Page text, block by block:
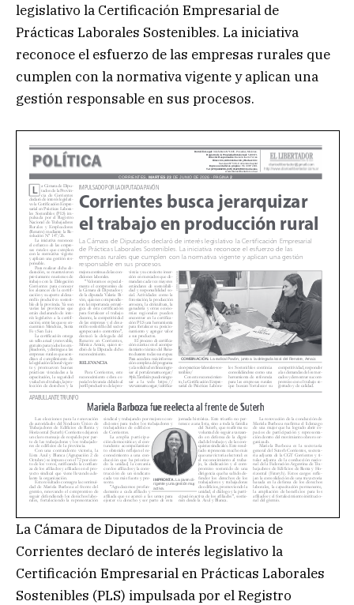
legislativo la Certificación Empresarial de
Prácticas Laborales Sostenibles. La iniciativa
reconoce el esfuerzo de las empresas rurales que
cumplen con la normativa vigente y aplican una
gestión responsable en sus procesos.
La Cámara de Diputados de la Provincia de
Corrientes declaró de interés legislativo la
Certificación Empresarial en Prácticas Laborales
Sostenibles (PLS) impulsada por el Registro